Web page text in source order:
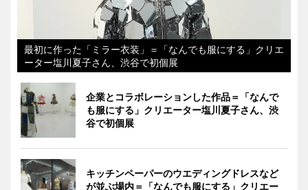
最初に作った「ミラー衣装」＝「なんでも服にする」クリエ
ーター塩川夏子さん、渋谷で初個展
企業とコラボレーションした作品＝「なんで
も服にする」クリエーター塩川夏子さん、渋
谷で初個展
キッチンペーパーのウエディングドレスなど
が並ぶ場内＝「なんでも服にする」クリエー